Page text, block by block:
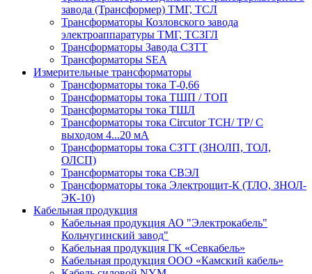
завода (Трансформер) ТМГ, ТСЛ
Трансформаторы Козловского завода
электроаппаратуры ТМГ, ТСЗГЛ
Трансформаторы Завода СЗТТ
Трансформаторы SEA
Измерительные трансформаторы
Трансформаторы тока Т-0,66
Трансформаторы тока ТШП / ТОП
Трансформаторы тока ТШЛ
Трансформаторы тока Circutor TCH/ TP/ С
выходом 4...20 мА
Трансформаторы тока СЗТТ (ЗНОЛП, ТОЛ,
ОЛСП)
Трансформаторы тока СВЭЛ
Трансформаторы тока Электрощит-К (ТЛО, ЗНОЛ-
ЭК-10)
Кабельная продукция
Кабельная продукция АО "Электрокабель"
Кольчугинский завод"
Кабельная продукция ГК «Севкабель»
Кабельная продукция ООО «Камский кабель»